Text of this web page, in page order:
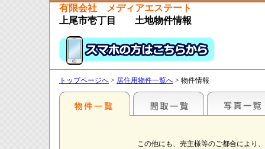
有限会社 メディアエステート
上尾市壱丁目 土地物件情報
トップページへ > 居住用物件一覧へ > 物件情報
この他にも、売主様等のご都合により